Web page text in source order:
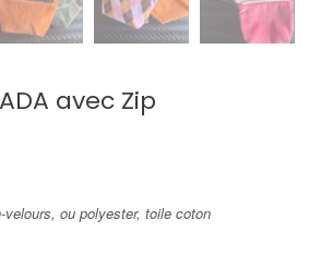
avec Zip
velours, ou polyester, toile coton